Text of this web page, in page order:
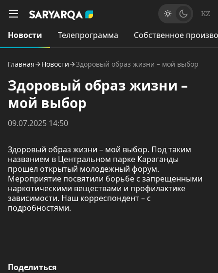
KZ
Новости Телепрограмма Собственное
Главная Новости Здоровый образ жизни – мой выбор
Здоровый образ жизни –
мой выбор
09.07.2025 14:50
Здоровый образ жизни – мой выбор. Под таким
названием в Центральном парке Караганды
прошел открытый молодежный форум.
Мероприятие посвятили борьбе с запрещенными
наркотическими веществами и профилактике
зависимости. Наш корреспондент – с
подробностями.
Поделиться